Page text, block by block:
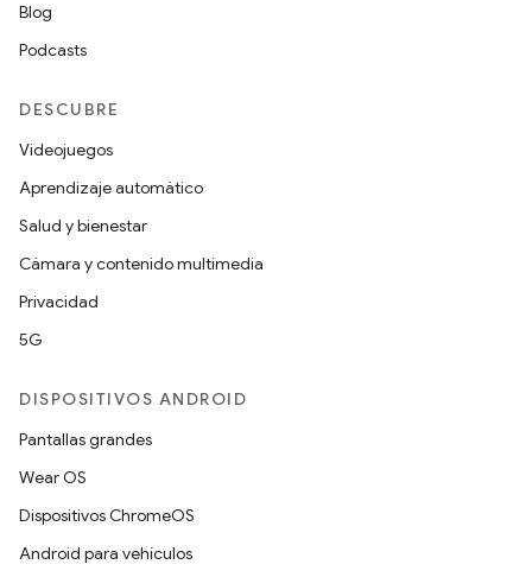
Blog
Podcasts
DESCUBRE
Videojuegos
Aprendizaje automático
Salud y bienestar
Cámara y contenido multimedia
Privacidad
5G
DISPOSITIVOS ANDROID
Pantallas grandes
Wear OS
Dispositivos ChromeOS
Android para vehículos